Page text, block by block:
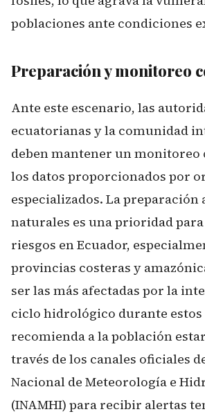
poblaciones ante condiciones
Preparación y monitoreo
Ante este escenario, las
ecuatorianas y la comunidad
deben mantener un monitoreo
los datos proporcionados por
especializados. La preparación
naturales es una prioridad
riesgos en Ecuador,
provincias costeras y
ser las más afectadas por la
ciclo hidrológico durante estos
recomienda a la población
través de los canales oficiales
Nacional de Meteorología e
(INAMHI) para recibir alertas